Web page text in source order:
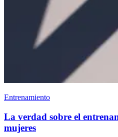
Entrenamiento
La verdad sobre el
mujeres